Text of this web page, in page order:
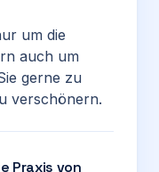
um die
auch um
gerne zu
verschönern.
Praxis von